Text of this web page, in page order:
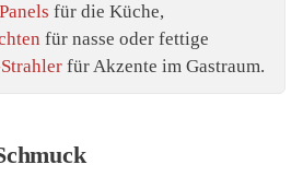
für die Küche,
für nasse oder fettige
für Akzente im Gastraum.